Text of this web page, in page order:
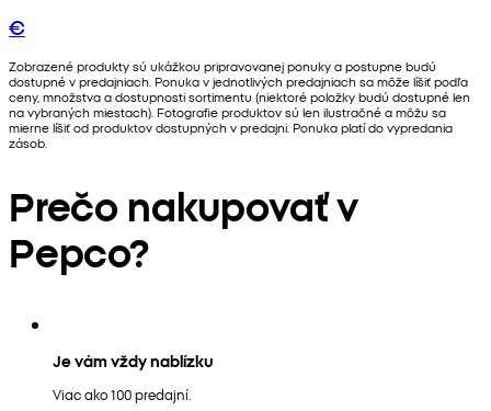
€
Zobrazené produkty sú ukážkou pripravovanej ponuky a postupne budú
dostupné v predajniach. Ponuka v jednotlivých predajniach sa môže líšiť podľa
ceny, množstva a dostupnosti sortimentu (niektoré položky budú dostupné len
na vybraných miestach). Fotografie produktov sú len ilustračné a môžu sa
mierne líšiť od produktov dostupných v predajni. Ponuka platí do vypredania
zásob.
Prečo nakupovať v
Pepco?
Je vám vždy nablízku
Viac ako 100 predajní.